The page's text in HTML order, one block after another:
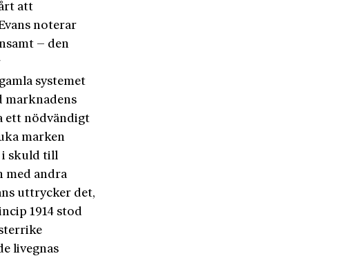
att
noterar
– den
systemet
marknadens
ett nödvändigt
marken
i skuld till
med andra
uttrycker det,
1914 stod
livegnas